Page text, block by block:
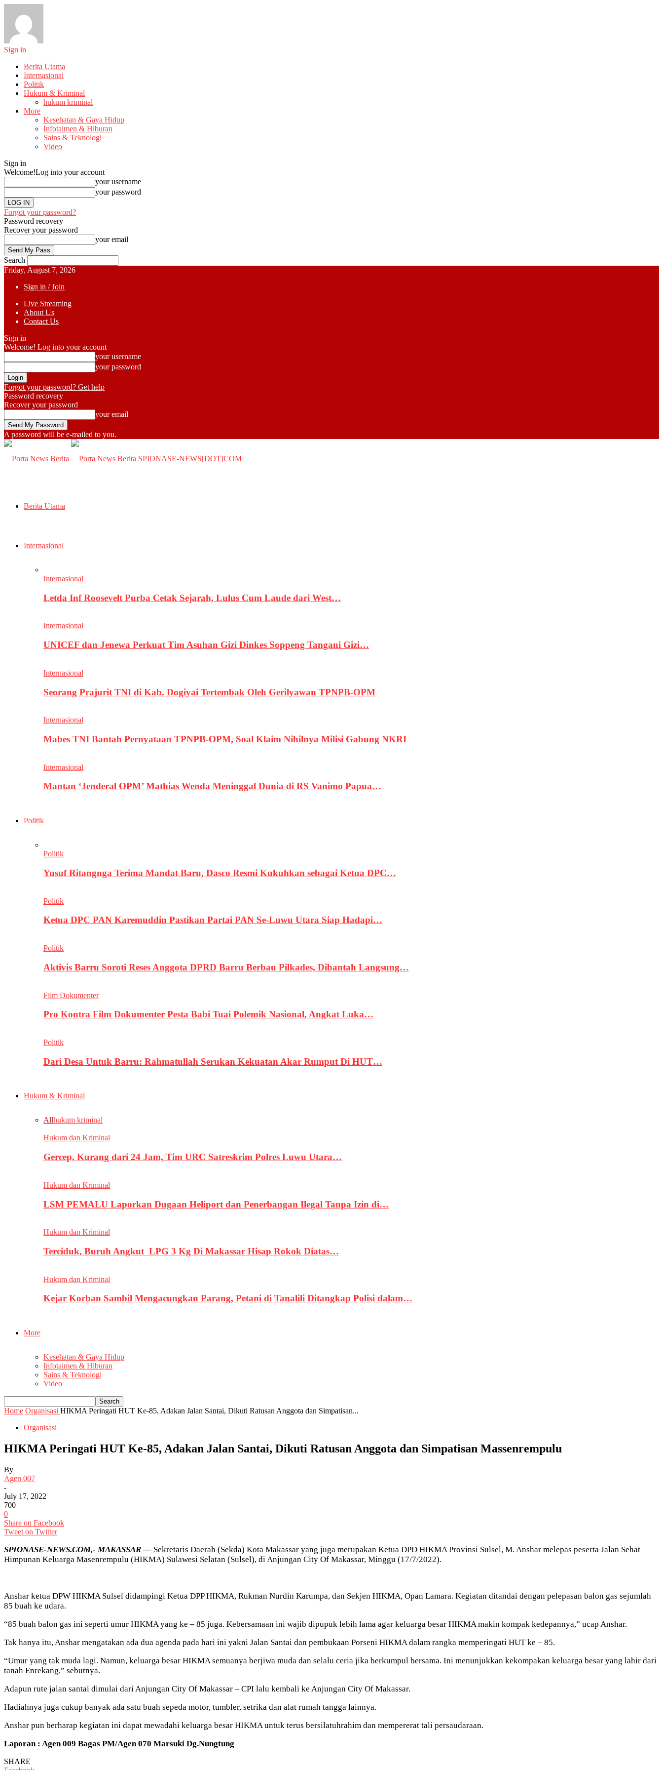
Sign in
Berita Utama
Internasional
Politik
Hukum & Kriminal
hukum kriminal
More
Kesehatan & Gaya Hidup
Infotaimen & Hiburan
Sains & Teknologi
Video
Sign in
Welcome!Log into your account
your username
your password
Forgot your password?
Password recovery
Recover your password
your email
Search
Friday, August 7, 2026
Sign in / Join
Live Streaming
About Us
Contact Us
Sign in
Welcome! Log into your account
your username
your password
Forgot your password? Get help
Password recovery
Recover your password
your email
A password will be e-mailed to you.
SPIONASE-NEWS[DOT]COM
Berita Utama
Internasional
Internasional
Letda Inf Roosevelt Purba Cetak Sejarah, Lulus Cum Laude dari West…
Internasional
UNICEF dan Jenewa Perkuat Tim Asuhan Gizi Dinkes Soppeng Tangani Gizi…
Internasional
Seorang Prajurit TNI di Kab. Dogiyai Tertembak Oleh Gerilyawan TPNPB-OPM
Internasional
Mabes TNI Bantah Pernyataan TPNPB-OPM, Soal Klaim Nihilnya Milisi Gabung NKRI
Internasional
Mantan ‘Jenderal OPM’ Mathias Wenda Meninggal Dunia di RS Vanimo Papua…
Politik
Politik
Yusuf Ritangnga Terima Mandat Baru, Dasco Resmi Kukuhkan sebagai Ketua DPC…
Politik
Ketua DPC PAN Karemuddin Pastikan Partai PAN Se-Luwu Utara Siap Hadapi…
Politik
Aktivis Barru Soroti Reses Anggota DPRD Barru Berbau Pilkades, Dibantah Langsung…
Film Dokumenter
Pro Kontra Film Dokumenter Pesta Babi Tuai Polemik Nasional, Angkat Luka…
Politik
Dari Desa Untuk Barru: Rahmatullah Serukan Kekuatan Akar Rumput Di HUT…
Hukum & Kriminal
Allhukum kriminal
Hukum dan Kriminal
Gercep, Kurang dari 24 Jam, Tim URC Satreskrim Polres Luwu Utara…
Hukum dan Kriminal
LSM PEMALU Laporkan Dugaan Heliport dan Penerbangan Ilegal Tanpa Izin di…
Hukum dan Kriminal
Terciduk, Buruh Angkut LPG 3 Kg Di Makassar Hisap Rokok Diatas…
Hukum dan Kriminal
Kejar Korban Sambil Mengacungkan Parang, Petani di Tanalili Ditangkap Polisi dalam…
More
Kesehatan & Gaya Hidup
Infotaimen & Hiburan
Sains & Teknologi
Video
Home Organisasi HIKMA Peringati HUT Ke-85, Adakan Jalan Santai, Dikuti Ratusan Anggota dan Simpatisan...
Organisasi
HIKMA Peringati HUT Ke-85, Adakan Jalan Santai, Dikuti Ratusan Anggota dan Simpatisan Massenrempulu
By
Agen 007
-
July 17, 2022
700
0
Share on Facebook
Tweet on Twitter
SPIONASE-NEWS.COM,- MAKASSAR — Sekretaris Daerah (Sekda) Kota Makassar yang juga merupakan Ketua DPD HIKMA Provinsi Sulsel, M. Anshar melepas peserta Jalan Sehat
Himpunan Keluarga Masenrempulu (HIKMA) Sulawesi Selatan (Sulsel), di Anjungan City Of Makassar, Minggu (17/7/2022).
Anshar ketua DPW HIKMA Sulsel didampingi Ketua DPP HIKMA, Rukman Nurdin Karumpa, dan Sekjen HIKMA, Opan Lamara. Kegiatan ditandai dengan pelepasan balon gas sejumlah
85 buah ke udara.
“85 buah balon gas ini seperti umur HIKMA yang ke – 85 juga. Kebersamaan ini wajib dipupuk lebih lama agar keluarga besar HIKMA makin kompak kedepannya,” ucap Anshar.
Tak hanya itu, Anshar mengatakan ada dua agenda pada hari ini yakni Jalan Santai dan pembukaan Porseni HIKMA dalam rangka memperingati HUT ke – 85.
“Umur yang tak muda lagi. Namun, keluarga besar HIKMA semuanya berjiwa muda dan selalu ceria jika berkumpul bersama. Ini menunjukkan kekompakan keluarga besar yang lahir dari
tanah Enrekang,” sebutnya.
Adapun rute jalan santai dimulai dari Anjungan City Of Makassar – CPI lalu kembali ke Anjungan City Of Makassar.
Hadiahnya juga cukup banyak ada satu buah sepeda motor, tumbler, setrika dan alat rumah tangga lainnya.
Anshar pun berharap kegiatan ini dapat mewadahi keluarga besar HIKMA untuk terus bersilatuhrahim dan mempererat tali persaudaraan.
Laporan : Agen 009 Bagas PM/Agen 070 Marsuki Dg.Nungtung
SHARE